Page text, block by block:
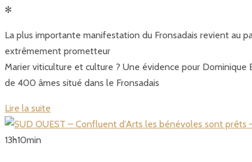
✻
La plus importante manifestation du Fronsadais revient au
extrêmement prometteur
Marier viticulture et culture ? Une évidence pour
de 400 âmes situé dans le Fronsadais
Lire la suite
13h10min